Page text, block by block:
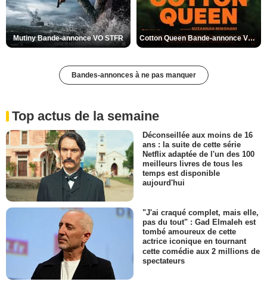
Mutiny Bande-annonce VO STFR Cotton Queen Bande-annonce VO STFR
Bandes-annonces à ne pas manquer
Top actus de la semaine
Déconseillée aux moins de 16
ans : la suite de cette série
Netflix adaptée de l'un des 100
meilleurs livres de tous les
temps est disponible
aujourd'hui
"J'ai craqué complet, mais elle,
pas du tout" : Gad Elmaleh est
tombé amoureux de cette
actrice iconique en tournant
cette comédie aux 2 millions de
spectateurs